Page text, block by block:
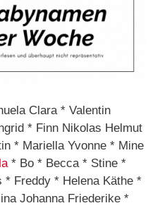
Clara * Valentin
* Finn Nikolas Helmut
* Mariella Yvonne * Mine
* Bo * Becca * Stine *
* Freddy * Helena Käthe *
Johanna Friederike *